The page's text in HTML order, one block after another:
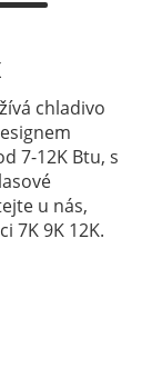
chladivo
7-12K Btu, s
u nás,
7K 9K 12K.